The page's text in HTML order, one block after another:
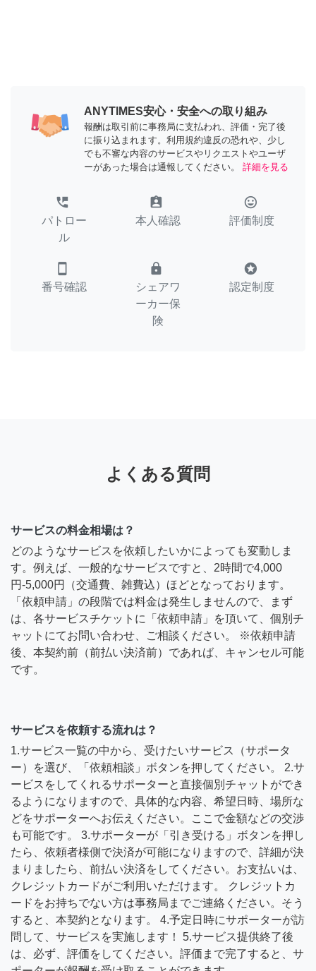
ANYTIMES安心・安全への取り組み
報酬は取引前に事務局に支払われ、評価・完了後
に振り込まれます。利用規約違反の恐れや、少し
でも不審な内容のサービスやリクエストやユーザ
ーがあった場合は通報してください。
詳細を見る
perm_phone_msg
パトロー
ル
assignment_ind
本人確認
tag_faces
評価制度
smartphone
番号確認
lock
シェアワ
ーカー保
険
stars
認定制度
よくある質問
サービスの料金相場は？
どのようなサービスを依頼したいかによっても変動しま
す。例えば、一般的なサービスですと、2時間で4,000
円-5,000円（交通費、雑費込）ほどとなっております。
「依頼申請」の段階では料金は発生しませんので、まず
は、各サービスチケットに「依頼申請」を頂いて、個別チ
ャットにてお問い合わせ、ご相談ください。 ※依頼申請
後、本契約前（前払い決済前）であれば、キャンセル可能
です。
サービスを依頼する流れは？
1.サービス一覧の中から、受けたいサービス（サポータ
ー）を選び、「依頼相談」ボタンを押してください。 2.サ
ービスをしてくれるサポーターと直接個別チャットができ
るようになりますので、具体的な内容、希望日時、場所な
どをサポーターへお伝えください。ここで金額などの交渉
も可能です。 3.サポーターが「引き受ける」ボタンを押し
たら、依頼者様側で決済が可能になりますので、詳細が決
まりましたら、前払い決済をしてください。お支払いは、
クレジットカードがご利用いただけます。 クレジットカ
ードをお持ちでない方は事務局までご連絡ください。そう
すると、本契約となります。 4.予定日時にサポーターが訪
問して、サービスを実施します！ 5.サービス提供終了後
は、必ず、評価をしてください。評価まで完了すると、サ